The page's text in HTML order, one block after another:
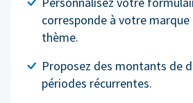
corresponde à votre
thème.
Proposez des montants de
périodes récurrentes.